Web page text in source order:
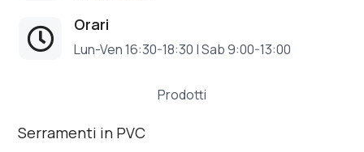

Orari
Lun-Ven 16:30-18:30 | Sab 9:00-13:00
Prodotti
Serramenti in PVC